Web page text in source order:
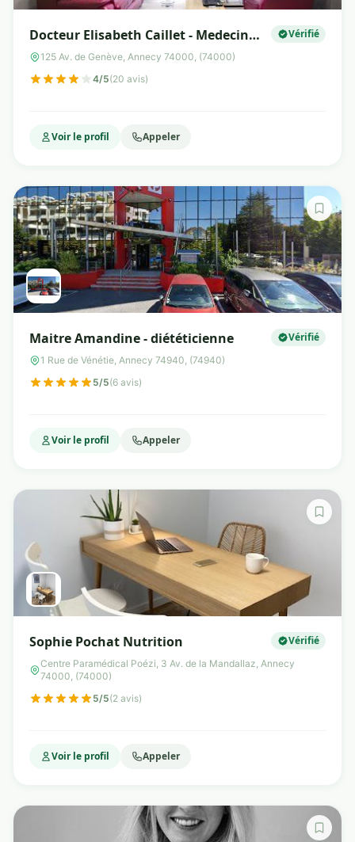
Docteur Elisabeth Caillet - Medecin
esthetique Annecy
Vérifié
125 Av. de Genève, Annecy 74000, (74000)
4/5(20 avis)
Voir le profil Appeler
Maitre Amandine - diététicienne Vérifié
1 Rue de Vénétie, Annecy 74940, (74940)
5/5(6 avis)
Voir le profil Appeler
Sophie Pochat Nutrition Vérifié
Centre Paramédical Poézi, 3 Av. de la Mandallaz, Annecy
74000, (74000)
5/5(2 avis)
Voir le profil Appeler